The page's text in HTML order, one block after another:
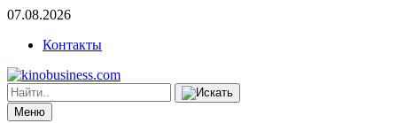
07.08.2026
Контакты
Меню